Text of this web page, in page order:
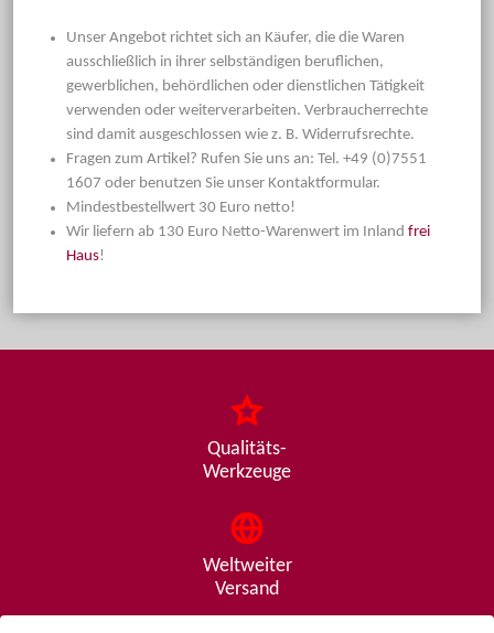
Unser Angebot richtet sich an Käufer, die die Waren
ausschließlich in ihrer selbständigen beruflichen,
gewerblichen, behördlichen oder dienstlichen Tätigkeit
verwenden oder weiterverarbeiten. Verbraucherrechte
sind damit ausgeschlossen wie z. B. Widerrufsrechte.
Fragen zum Artikel? Rufen Sie uns an: Tel. +49 (0)7551
1607 oder benutzen Sie unser Kontaktformular.
Mindestbestellwert 30 Euro netto!
Wir liefern ab 130 Euro Netto-Warenwert im Inland frei
Haus!
Qualitäts-
Werkzeuge
Weltweiter
Versand